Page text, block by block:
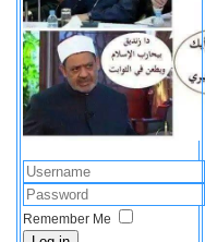
Remember Me